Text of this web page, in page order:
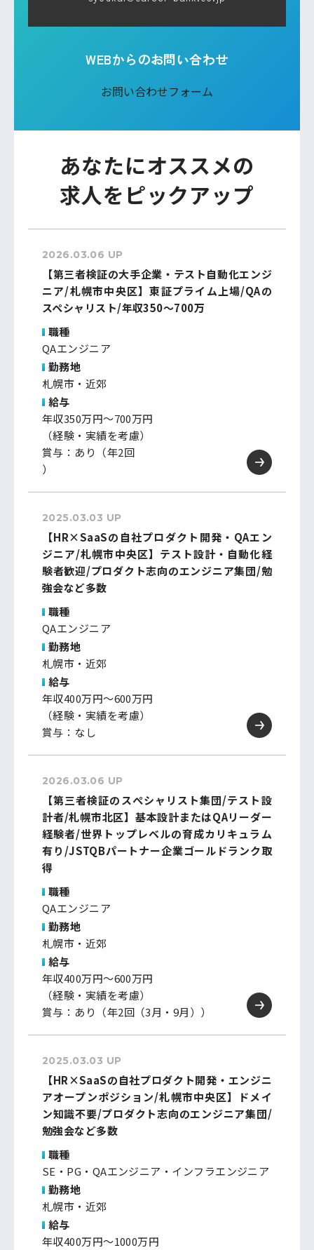
WEBからのお問い合わせ
お問い合わせフォーム
あなたにオススメの
求人をピックアップ
2026.03.06 UP
【第三者検証の大手企業・テスト自動化エンジ
ニア/札幌市中央区】東証プライム上場/QAの
スペシャリスト/年収350～700万
職種
QAエンジニア
勤務地
札幌市・近郊
給与
年収350万円～700万円
（経験・実績を考慮）
賞与：あり（年2回
）
2025.03.03 UP
【HR×SaaSの自社プロダクト開発・QAエン
ジニア/札幌市中央区】テスト設計・自動化経
験者歓迎/プロダクト志向のエンジニア集団/勉
強会など多数
職種
QAエンジニア
勤務地
札幌市・近郊
給与
年収400万円～600万円
（経験・実績を考慮）
賞与：なし
2026.03.06 UP
【第三者検証のスぺシャリスト集団/テスト設
計者/札幌市北区】基本設計またはQAリーダー
経験者/世界トップレベルの育成カリキュラム
有り/JSTQBパートナー企業ゴールドランク取
得
職種
QAエンジニア
勤務地
札幌市・近郊
給与
年収400万円～600万円
（経験・実績を考慮）
賞与：あり（年2回（3月・9月））
2025.03.03 UP
【HR×SaaSの自社プロダクト開発・エンジニ
アオープンポジション/札幌市中央区】ドメイ
ン知識不要/プロダクト志向のエンジニア集団/
勉強会など多数
職種
SE・PG・QAエンジニア・インフラエンジニア
勤務地
札幌市・近郊
給与
年収400万円～1000万円